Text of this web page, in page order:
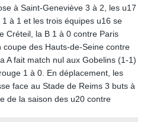
à Saint-Geneviève 3 à 2, les u17
à 1 et les trois équipes u16 se
Créteil, la B 1 à 0 contre Paris
des Hauts-de-Seine contre
A fait match nul aux Gobelins (1-1)
1 à 0. En déplacement, les
face au Stade de Reims 3 buts à
de la saison des u20 contre